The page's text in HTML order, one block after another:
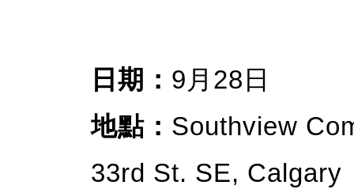
日期： 9月28日
地點： Southview
33rd St. SE, Calgary